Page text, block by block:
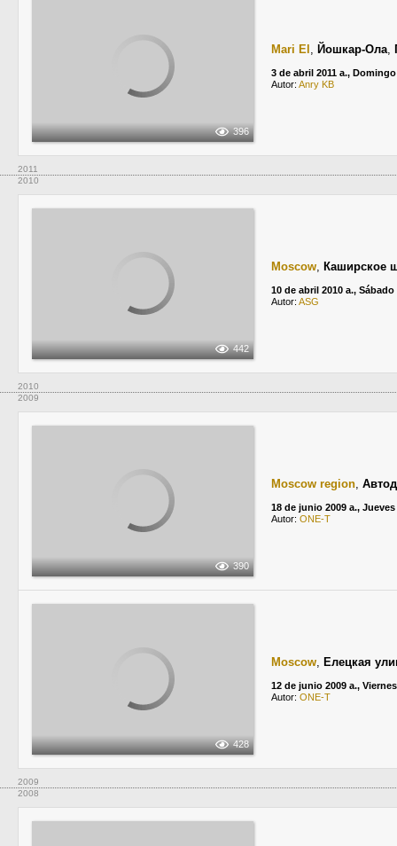
396
Mari El , Йошкар-Ола,
3 de abril 2011 a., Domingo
Autor: Anry KB
2011
2010
442
Moscow, Каширское
10 de abril 2010 a., Sábado
Autor: ASG
2010
2009
390
Moscow region,
18 de junio 2009 a., Jueves
Autor: ONE-T
428
Moscow, Елецкая
12 de junio 2009 a., Viernes
Autor: ONE-T
2009
2008